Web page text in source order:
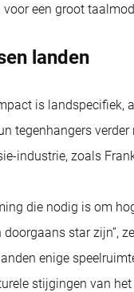
een groot
landen
is
tegenhangers
industrie, zoals
die nodig is om
star zijn”,
enige
stijgingen van